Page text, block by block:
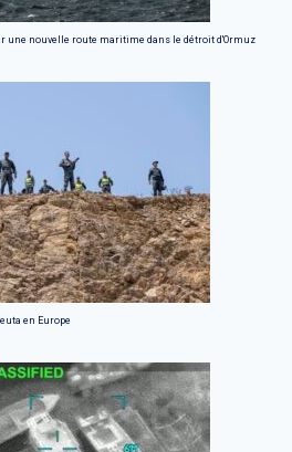
une nouvelle route maritime dans le détroit d'Ormuz
en Europe